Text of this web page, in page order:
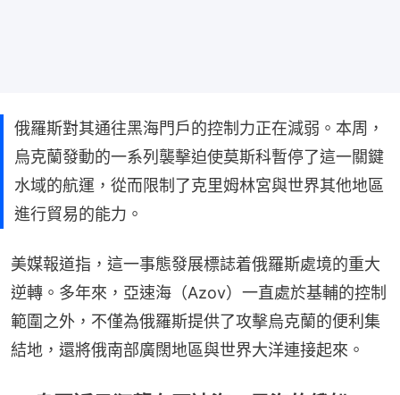
俄羅斯對其通往黑海門戶的控制力正在減弱。本周，
烏克蘭發動的一系列襲擊迫使莫斯科暫停了這一關鍵
水域的航運，從而限制了克里姆林宮與世界其他地區
進行貿易的能力。
美媒報道指，這一事態發展標誌着俄羅斯處境的重大
逆轉。多年來，亞速海（Azov）一直處於基輔的控制
範圍之外，不僅為俄羅斯提供了攻擊烏克蘭的便利集
結地，還將俄南部廣闊地區與世界大洋連接起來。